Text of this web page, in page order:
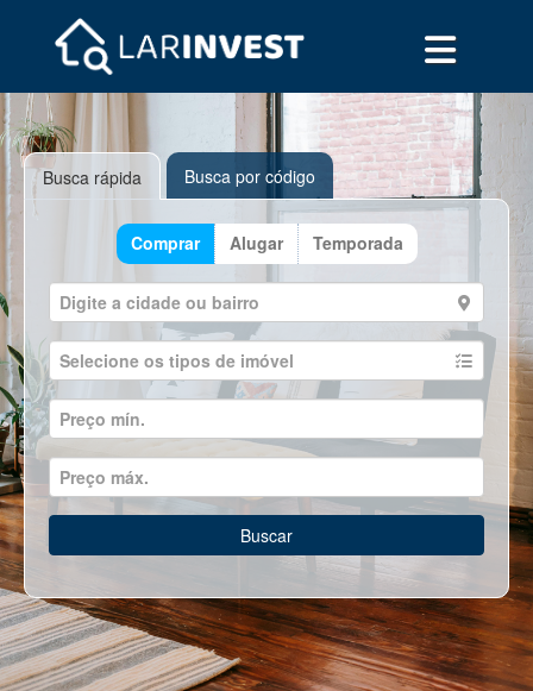
Busca rápida Busca por código
Comprar Alugar Temporada